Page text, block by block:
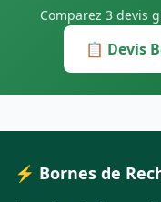
Comparez 3 devis
📋 Devis
⚡ Bornes de